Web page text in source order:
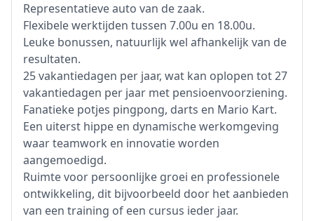
Representatieve auto van de zaak.
Flexibele werktijden tussen 7.00u en 18.00u.
Leuke bonussen, natuurlijk wel afhankelijk van de
resultaten.
25 vakantiedagen per jaar, wat kan oplopen tot 27
vakantiedagen per jaar met pensioenvoorziening.
Fanatieke potjes pingpong, darts en Mario Kart.
Een uiterst hippe en dynamische werkomgeving
waar teamwork en innovatie worden
aangemoedigd.
Ruimte voor persoonlijke groei en professionele
ontwikkeling, dit bijvoorbeeld door het aanbieden
van een training of een cursus ieder jaar.